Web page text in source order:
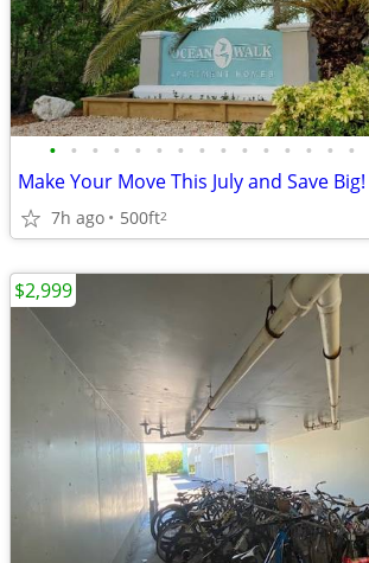
• • • • • • • • • • • • • • •
Make Your Move This July and Save Big!
7h ago 500ft2
$2,999